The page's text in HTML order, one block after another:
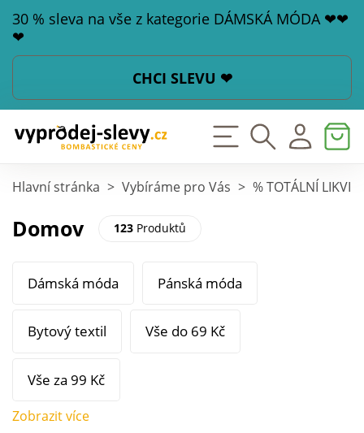
30 % sleva na vše z kategorie DÁMSKÁ MÓDA ❤❤
❤
CHCI SLEVU ❤
Hlavní stránka > Vybíráme pro Vás > % TOTÁLNÍ
Domov 123Produktů
Dámská móda Pánská móda
Bytový textil Vše do 69 Kč
Vše za 99 Kč
Zobrazit více